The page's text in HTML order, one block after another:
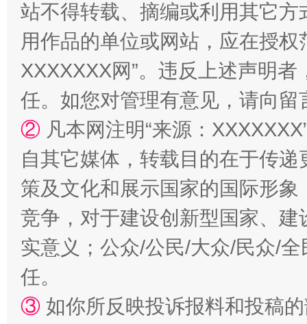
国家大学科技园优化重塑工作
站不得转载、摘编或利用其它
用作品的单位或网站，应在授
XXXXXXX网”。违反上述声明
任。如您对管理有意见，请向
② 凡本网注明“来源：
自其它媒体，转载目的在于传
策及文化和展示国家的国际形
竞争，对于建设创新型国家、
实意义；公众/公民/大众/民众/
任。
③ 如你所反映投诉报料和投稿